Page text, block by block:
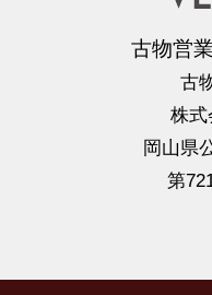
古物営
古
株式
岡山県
第